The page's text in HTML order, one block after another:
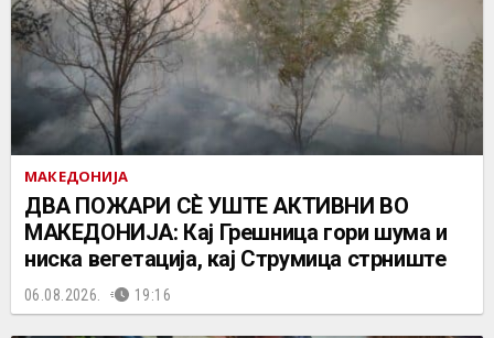
МАКЕДОНИЈА
ДВА ПОЖАРИ СÈ УШТЕ АКТИВНИ ВО
МАКЕДОНИЈА: Кај Грешница гори шума и
ниска вегетација, кај Струмица стрниште
06.08.2026. 19:16